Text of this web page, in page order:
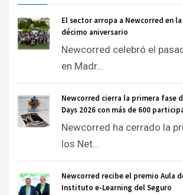
El sector arropa a Newcorred en
décimo aniversario
Newcorred celebró el
en Madr...
Newcorred cierra la primera fase
Days 2026 con más de 600
Newcorred ha cerrado la
los Net...
Newcorred recibe el premio Aula
Instituto e-Learning del Seguro